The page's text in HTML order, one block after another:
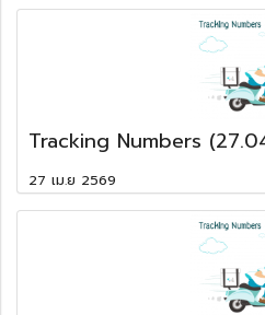
Tracking Numbers
27 เม.ย 2569